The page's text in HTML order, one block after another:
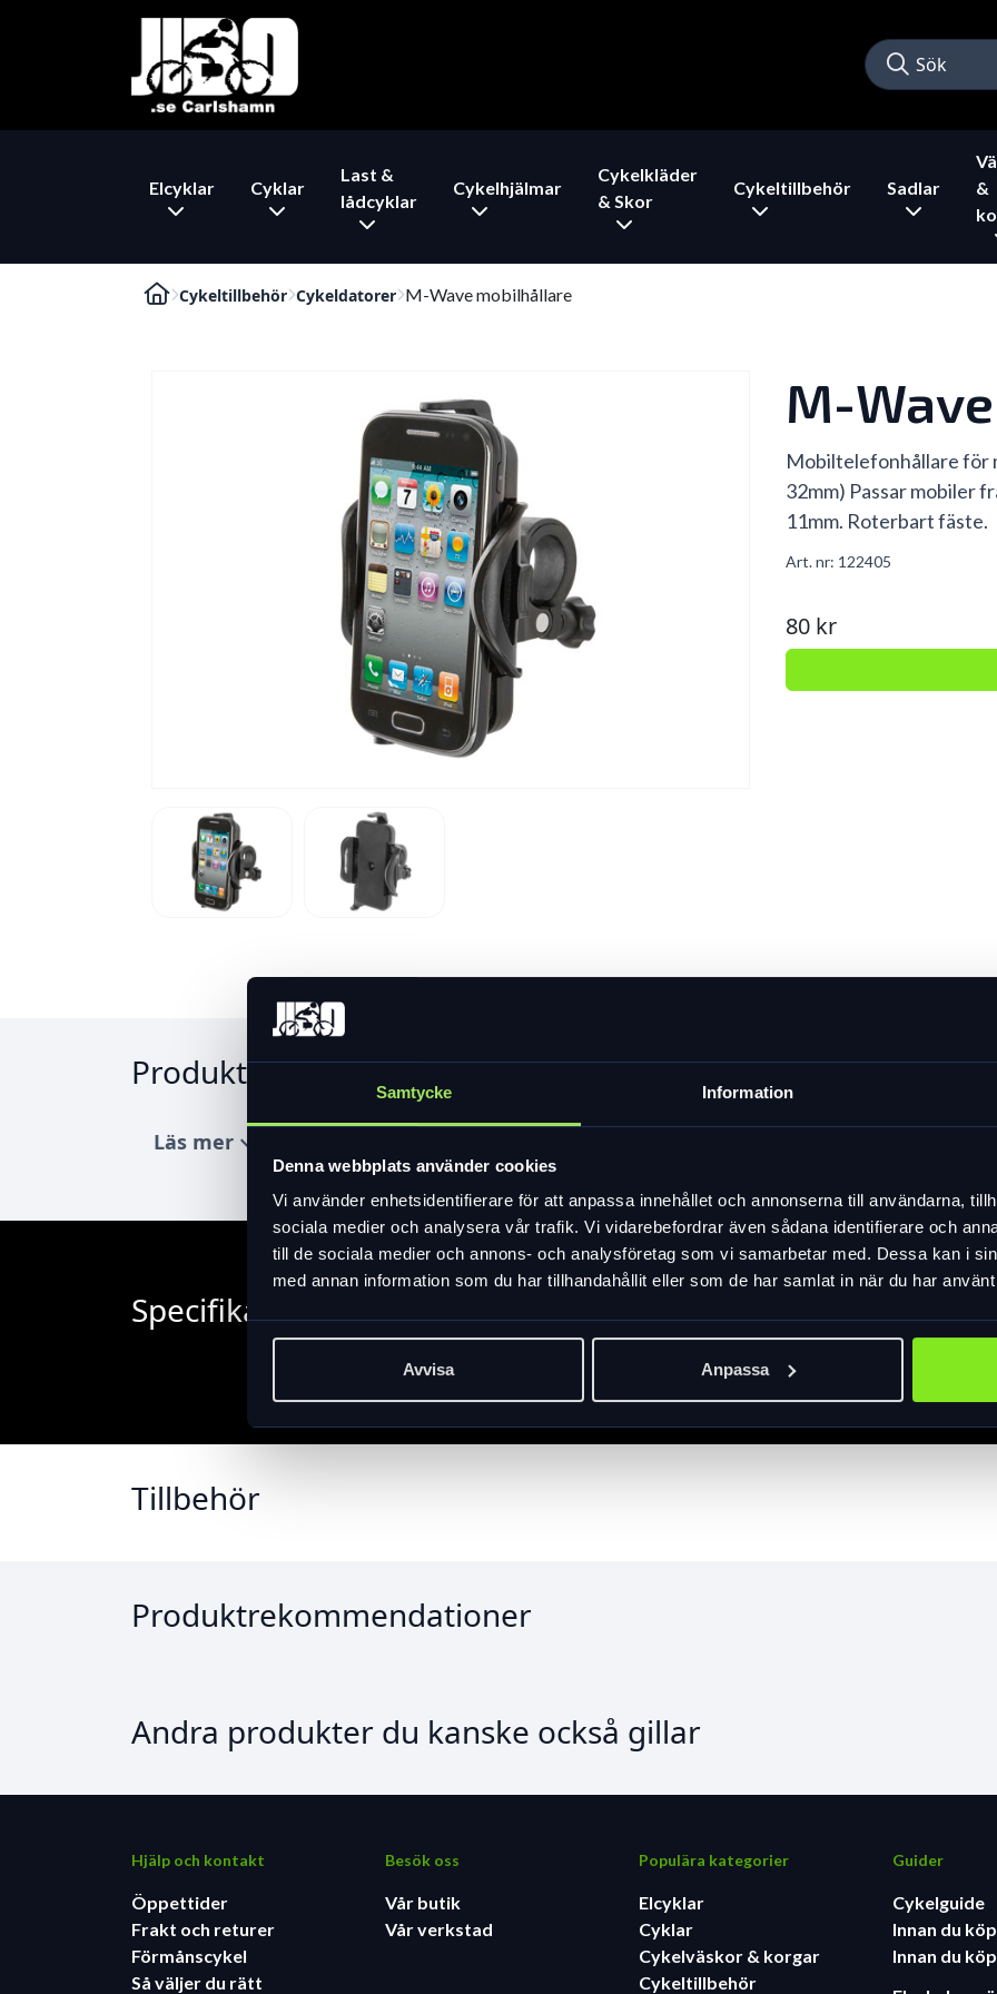
Samtycke Information
Denna webbplats använder cookies
Vi använder enhetsidentifierare för att anpassa innehållet och annonserna till användarna,
sociala medier och analysera vår trafik. Vi vidarebefordrar även sådana identifierare och
till de sociala medier och annons- och analysföretag som vi samarbetar med. Dessa kan i
med annan information som du har tillhandahållit eller som de har samlat in när du har
Avvisa Anpassa
Elcyklar Cyklar
Last &
lådcyklar
Cykelhjälmar
Cykelkläder
& Skor
Cykeltillbehör Sadlar
&
Cykeltillbehör Cykeldatorer M-Wave mobilhållare
M-
Mobiltelefonhållare för
32mm) Passar mobiler
11mm. Roterbart fäste.
Art. nr: 122405
80 kr
Produktinformation
Läs mer expand_more
Specifikation
Tillbehör
Produktrekommendationer
Andra produkter du kanske också gillar
Hjälp och kontakt
Öppettider
Frakt och returer
Förmånscykel
Så väljer du rätt
Besök oss
Vår butik
Vår verkstad
Populära kategorier
Elcyklar
Cyklar
Cykelväskor & korgar
Cykeltillbehör
Guider
Cykelguide
Innan du
Innan du